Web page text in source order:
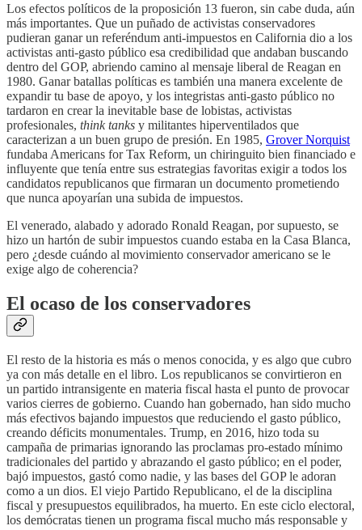
Los efectos políticos de la proposición 13 fueron, sin cabe duda, aún
más importantes. Que un puñado de activistas conservadores
pudieran ganar un referéndum anti-impuestos en California dio a los
activistas anti-gasto público esa credibilidad que andaban buscando
dentro del GOP, abriendo camino al mensaje liberal de Reagan en
1980. Ganar batallas políticas es también una manera excelente de
expandir tu base de apoyo, y los integristas anti-gasto público no
tardaron en crear la inevitable base de lobistas, activistas
profesionales, think tanks y militantes hiperventilados que
caracterizan a un buen grupo de presión. En 1985, Grover Norquist
fundaba Americans for Tax Reform, un chiringuito bien financiado e
influyente que tenía entre sus estrategias favoritas exigir a todos los
candidatos republicanos que firmaran un documento prometiendo
que nunca apoyarían una subida de impuestos.
El venerado, alabado y adorado Ronald Reagan, por supuesto, se
hizo un hartón de subir impuestos cuando estaba en la Casa Blanca,
pero ¿desde cuándo al movimiento conservador americano se le
exige algo de coherencia?
El ocaso de los conservadores
El resto de la historia es más o menos conocida, y es algo que cubro
ya con más detalle en el libro. Los republicanos se convirtieron en
un partido intransigente en materia fiscal hasta el punto de provocar
varios cierres de gobierno. Cuando han gobernado, han sido mucho
más efectivos bajando impuestos que reduciendo el gasto público,
creando déficits monumentales. Trump, en 2016, hizo toda su
campaña de primarias ignorando las proclamas pro-estado mínimo
tradicionales del partido y abrazando el gasto público; en el poder,
bajó impuestos, gastó como nadie, y las bases del GOP le adoran
como a un dios. El viejo Partido Republicano, el de la disciplina
fiscal y presupuestos equilibrados, ha muerto. En este ciclo electoral,
los demócratas tienen un programa fiscal mucho más responsable y